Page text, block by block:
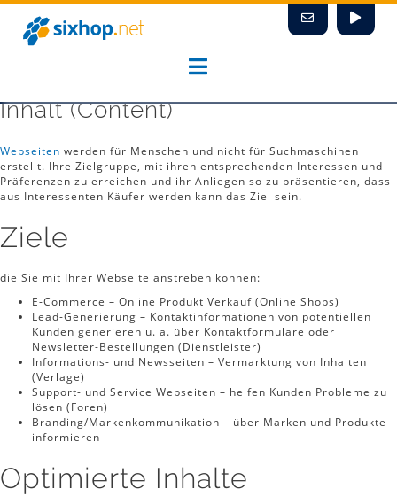
Zum
Inhalt
springen
Inhalt (Content)
Webseiten werden für Menschen und nicht für Suchmaschinen
erstellt. Ihre Zielgruppe, mit ihren entsprechenden Interessen und
Präferenzen zu erreichen und ihr Anliegen so zu präsentieren, dass
aus Interessenten Käufer werden kann das Ziel sein.
Ziele
die Sie mit Ihrer Webseite anstreben können:
E-Commerce – Online Produkt Verkauf (Online Shops)
Lead-Generierung – Kontaktinformationen von potentiellen
Kunden generieren u. a. über Kontaktformulare oder
Newsletter-Bestellungen (Dienstleister)
Informations- und Newsseiten – Vermarktung von Inhalten
(Verlage)
Support- und Service Webseiten – helfen Kunden Probleme zu
lösen (Foren)
Branding/Markenkommunikation – über Marken und Produkte
informieren
Optimierte Inhalte